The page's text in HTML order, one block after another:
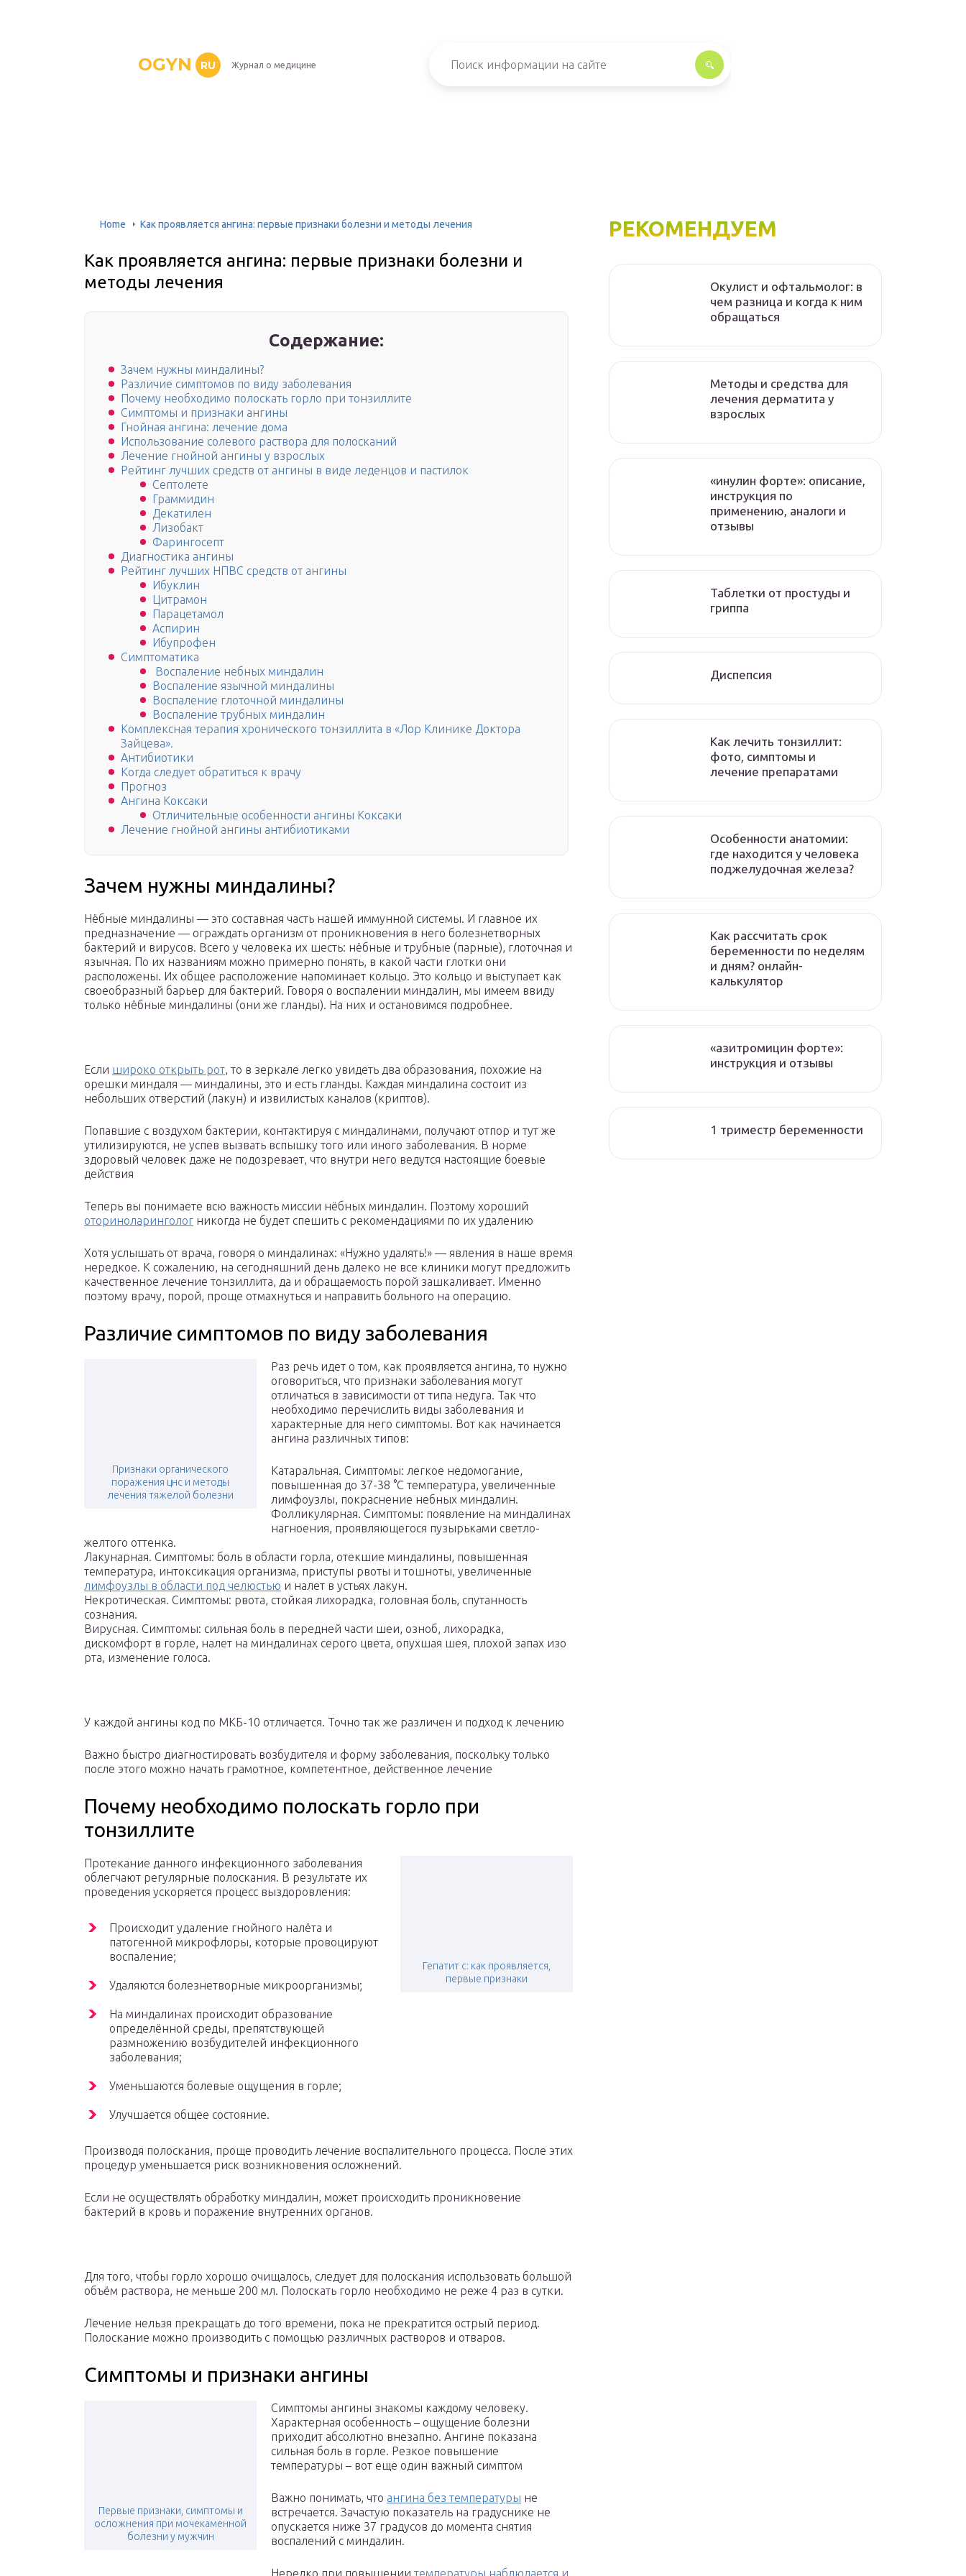
OGYN RU Журнал о медицине
Home Как проявляется ангина: первые признаки болезни и методы лечения
Как проявляется ангина: первые признаки болезни и
методы лечения
Содержание:
Зачем нужны миндалины?
Различие симптомов по виду заболевания
Почему необходимо полоскать горло при тонзиллите
Симптомы и признаки ангины
Гнойная ангина: лечение дома
Использование солевого раствора для полосканий
Лечение гнойной ангины у взрослых
Рейтинг лучших средств от ангины в виде леденцов и пастилок
Септолете
Граммидин
Декатилен
Лизобакт
Фарингосепт
Диагностика ангины
Рейтинг лучших НПВС средств от ангины
Ибуклин
Цитрамон
Парацетамол
Аспирин
Ибупрофен
Симптоматика
Воспаление небных миндалин
Воспаление язычной миндалины
Воспаление глоточной миндалины
Воспаление трубных миндалин
Комплексная терапия хронического тонзиллита в «Лор Клинике Доктора
Зайцева».
Антибиотики
Когда следует обратиться к врачу
Прогноз
Ангина Коксаки
Отличительные особенности ангины Коксаки
Лечение гнойной ангины антибиотиками
Зачем нужны миндалины?
Нёбные миндалины — это составная часть нашей иммунной системы. И главное их
предназначение — ограждать организм от проникновения в него болезнетворных
бактерий и вирусов. Всего у человека их шесть: нёбные и трубные (парные), глоточная и
язычная. По их названиям можно примерно понять, в какой части глотки они
расположены. Их общее расположение напоминает кольцо. Это кольцо и выступает как
своеобразный барьер для бактерий. Говоря о воспалении миндалин, мы имеем ввиду
только нёбные миндалины (они же гланды). На них и остановимся подробнее.
Если широко открыть рот, то в зеркале легко увидеть два образования, похожие на
орешки миндаля — миндалины, это и есть гланды. Каждая миндалина состоит из
небольших отверстий (лакун) и извилистых каналов (криптов).
Попавшие с воздухом бактерии, контактируя с миндалинами, получают отпор и тут же
утилизируются, не успев вызвать вспышку того или иного заболевания. В норме
здоровый человек даже не подозревает, что внутри него ведутся настоящие боевые
действия
Теперь вы понимаете всю важность миссии нёбных миндалин. Поэтому хороший
оториноларинголог никогда не будет спешить с рекомендациями по их удалению
Хотя услышать от врача, говоря о миндалинах: «Нужно удалять!» — явления в наше время
нередкое. К сожалению, на сегодняшний день далеко не все клиники могут предложить
качественное лечение тонзиллита, да и обращаемость порой зашкаливает. Именно
поэтому врачу, порой, проще отмахнуться и направить больного на операцию.
Различие симптомов по виду заболевания
Признаки органического
поражения цнс и методы
лечения тяжелой болезни
Раз речь идет о том, как проявляется ангина, то нужно
оговориться, что признаки заболевания могут
отличаться в зависимости от типа недуга. Так что
необходимо перечислить виды заболевания и
характерные для него симптомы. Вот как начинается
ангина различных типов:
Катаральная. Симптомы: легкое недомогание,
повышенная до 37-38 °C температура, увеличенные
лимфоузлы, покраснение небных миндалин.
Фолликулярная. Симптомы: появление на миндалинах
нагноения, проявляющегося пузырьками светло-
желтого оттенка.
Лакунарная. Симптомы: боль в области горла, отекшие миндалины, повышенная
температура, интоксикация организма, приступы рвоты и тошноты, увеличенные
лимфоузлы в области под челюстью и налет в устьях лакун.
Некротическая. Симптомы: рвота, стойкая лихорадка, головная боль, спутанность
сознания.
Вирусная. Симптомы: сильная боль в передней части шеи, озноб, лихорадка,
дискомфорт в горле, налет на миндалинах серого цвета, опухшая шея, плохой запах изо
рта, изменение голоса.
У каждой ангины код по МКБ-10 отличается. Точно так же различен и подход к лечению
Важно быстро диагностировать возбудителя и форму заболевания, поскольку только
после этого можно начать грамотное, компетентное, действенное лечение
Почему необходимо полоскать горло при
тонзиллите
Гепатит с: как проявляется,
первые признаки
Протекание данного инфекционного заболевания
облегчают регулярные полоскания. В результате их
проведения ускоряется процесс выздоровления:
Происходит удаление гнойного налёта и
патогенной микрофлоры, которые провоцируют
воспаление;
Удаляются болезнетворные микроорганизмы;
На миндалинах происходит образование
определённой среды, препятствующей
размножению возбудителей инфекционного
заболевания;
Уменьшаются болевые ощущения в горле;
Улучшается общее состояние.
Производя полоскания, проще проводить лечение воспалительного процесса. После этих
процедур уменьшается риск возникновения осложнений.
Если не осуществлять обработку миндалин, может происходить проникновение
бактерий в кровь и поражение внутренних органов.
Для того, чтобы горло хорошо очищалось, следует для полоскания использовать большой
объём раствора, не меньше 200 мл. Полоскать горло необходимо не реже 4 раз в сутки.
Лечение нельзя прекращать до того времени, пока не прекратится острый период.
Полоскание можно производить с помощью различных растворов и отваров.
Симптомы и признаки ангины
Первые признаки, симптомы и
осложнения при мочекаменной
болезни у мужчин
Симптомы ангины знакомы каждому человеку.
Характерная особенность – ощущение болезни
приходит абсолютно внезапно. Ангине показана
сильная боль в горле. Резкое повышение
температуры – вот еще один важный симптом
Важно понимать, что ангина без температуры не
встречается. Зачастую показатель на градуснике не
опускается ниже 37 градусов до момента снятия
воспалений с миндалин.
Нередко при повышении температуры наблюдается и
РЕКОМЕНДУЕМ
Окулист и офтальмолог: в
чем разница и когда к ним
обращаться
Методы и средства для
лечения дерматита у
взрослых
«инулин форте»: описание,
инструкция по
применению, аналоги и
отзывы
Таблетки от простуды и
гриппа
Диспепсия
Как лечить тонзиллит:
фото, симптомы и
лечение препаратами
Особенности анатомии:
где находится у человека
поджелудочная железа?
Как рассчитать срок
беременности по неделям
и дням? онлайн-
калькулятор
«азитромицин форте»:
инструкция и отзывы
1 триместр беременности